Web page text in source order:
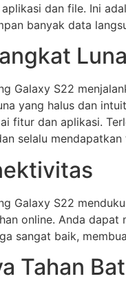
dan file. Ini
banyak data
Galaxy S22
yang halus dan
fitur dan aplikasi.
selalu
Galaxy S22
online. Anda dapat
sangat baik,
Tahan